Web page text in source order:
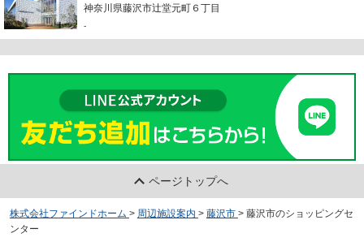
神奈川県藤沢市辻堂元町６丁目
-
ページトップへ
株式会社ファインドホーム > 周辺施設案内 > 藤沢市 > 藤沢市のショッピングセ
ンター